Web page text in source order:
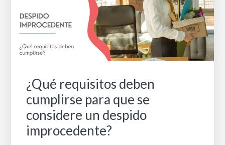
¿Qué requisitos deben
cumplirse para que se
considere un despido
improcedente?